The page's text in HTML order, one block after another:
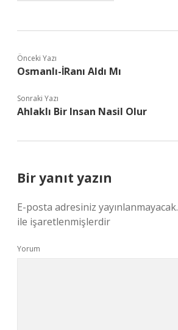
Önceki Yazı
Osmanlı-İRanı Aldı Mı
Sonraki Yazı
Ahlaklı Bir Insan Nasil Olur
Bir yanıt yazın
E-posta adresiniz yayınlanmayacak.
ile işaretlenmişlerdir
Yorum